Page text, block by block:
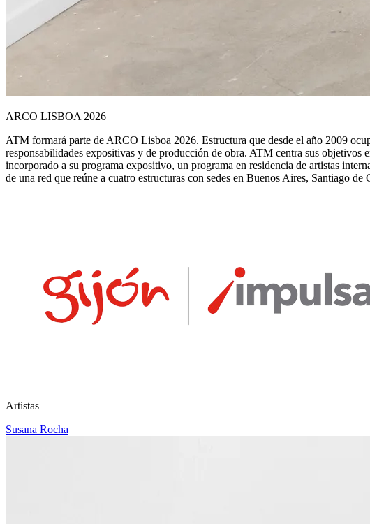
ARCO LISBOA 2026
ATM formará parte de ARCO Lisboa 2026. Estructura que desde el año 2009
responsabilidades expositivas y de producción de obra. ATM centra sus objetivos
incorporado a su programa expositivo, un programa en residencia de artistas
de una red que reúne a cuatro estructuras con sedes en Buenos Aires, Santiago
Artistas
Susana Rocha